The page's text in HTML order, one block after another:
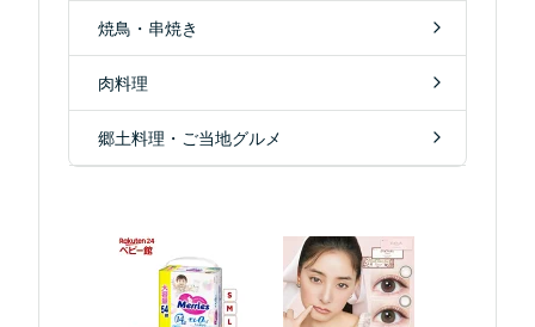
焼鳥・串焼き
肉料理
郷土料理・ご当地グルメ